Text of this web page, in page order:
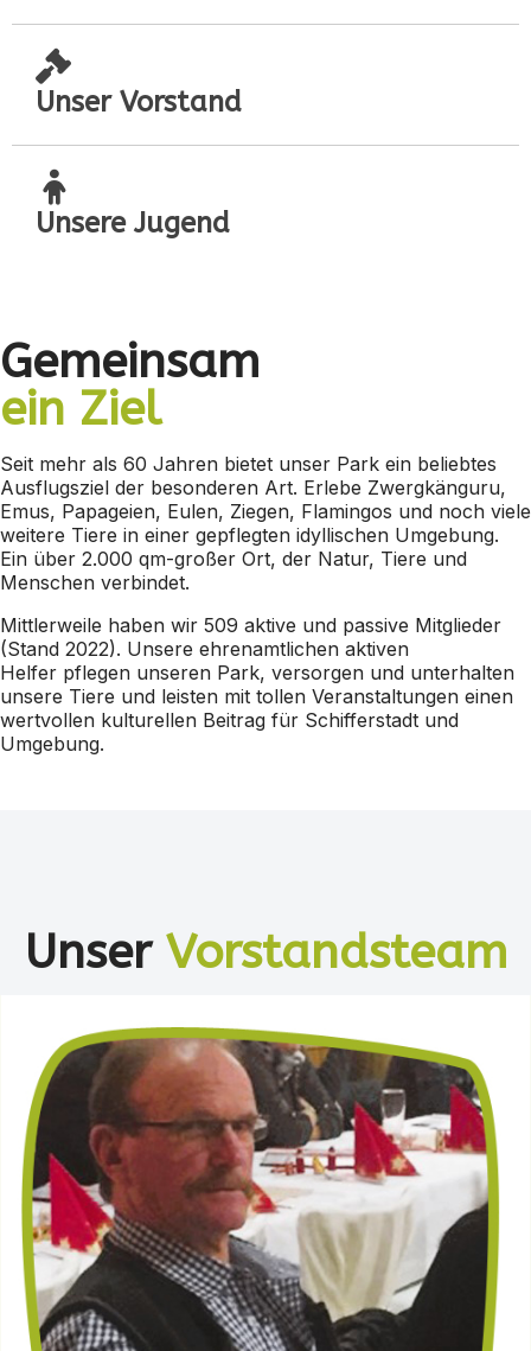
Unser Vorstand
Unsere Jugend
Gemeinsam
ein Ziel
Seit mehr als 60 Jahren bietet unser Park ein beliebtes
Ausflugsziel der besonderen Art. Erlebe Zwergkänguru,
Emus, Papageien, Eulen, Ziegen, Flamingos und noch viele
weitere Tiere in einer gepflegten idyllischen Umgebung.
Ein über 2.000 qm-großer Ort, der Natur, Tiere und
Menschen verbindet.
Mittlerweile haben wir 509 aktive und passive Mitglieder
(Stand 2022). Unsere ehrenamtlichen aktiven
Helfer pflegen unseren Park, versorgen und unterhalten
unsere Tiere und leisten mit tollen Veranstaltungen einen
wertvollen kulturellen Beitrag für Schifferstadt und
Umgebung.
Unser Vorstandsteam